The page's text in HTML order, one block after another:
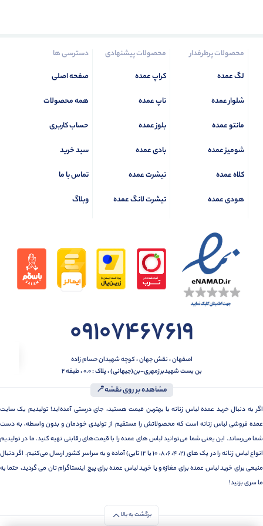
محصولات پرطرفدار
لگ عمده
شلوار عمده
مانتو عمده
شومیز عمده
کلاه عمده
هودی عمده
محصولات پیشنهادی
کراپ عمده
تاپ عمده
بلوز عمده
بادی عمده
تیشرت عمده
تیشرت لانگ عمده
دسترسی ها
صفحه اصلی
همه محصولات
حساب کاربری
سبد خرید
تماس با ما
وبلاگ
09107467619
اصفهان ، نقش جهان ، کوچه شهیدان حسام زاده
بن بست شهیدبرزمهری-بن(جیهانی) ، پلاک : 0.0 ، طبقه 2
مشاهده بر روی نقشه📍
اگر به دنبال خرید عمده لباس زنانه با بهترین قیمت هستید، جای درستی آمده‌اید! تولیدیم یک سایت
عمده فروشی لباس زنانه است که محصولاتش را مستقیم از تولیدی خودمان و بدون واسطه، به دست
شما می‌رساند. این یعنی شما می‌توانید لباس های عمده را با قیمت‌های رقابتی تهیه کنید. ما در تولیدیم
انواع لباس زنانه را در پک های (2، 4، 6، 8، 10 یا 12 تایی) آماده و به سراسر کشور ارسال می‌کنیم. اگر دنبال
منبعی برای خرید لباس عمده برای مغازه و یا خرید لباس عمده برای پیج اینستاگرام تان می گردید، حتما به
ما سری بزنید!
برگشت به بالا